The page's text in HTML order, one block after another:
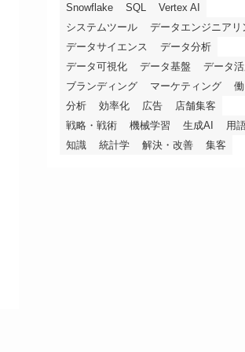
Snowflake
SQL
Vertex AI
システムツール
データエンジニアリ
データサイエンス
データ分析
データ可視化
データ基盤
データ活
ブランディング
マーケティング
分析
効率化 広告
店舗集客
戦略・戦術
機械学習 生成AI
用
知識
統計学 解決・改善 集客